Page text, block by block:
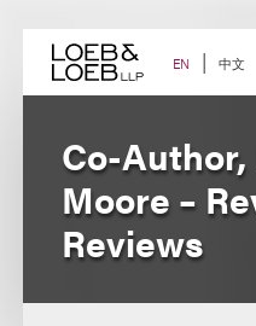
content EN 中文
Co-
Moore –
Reviews